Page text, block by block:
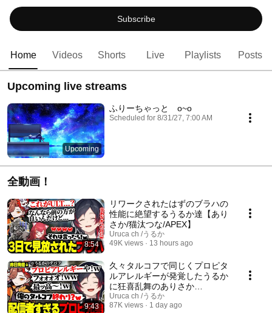
Subscribe
Home Videos Shorts Live Playlists Posts
Upcoming live streams
Upcoming
ふりーちゃっと o~o
Scheduled for 8/31/27, 7:00 AM
全動画！
8:54
リワークされたはずのブラハの
性能に絶望するうるか達【あり
さか/猫汰つな/APEX】
Uruca ch /うるか
49K views
13 hours ago
9:43
久々タルコフで同じくプロピタ
ルアレルギーが発覚したうるか
に狂喜乱舞のありさか
【Escape from Tarkov/うるか/
ありさか】
Uruca ch /うるか
87K views
1 day ago